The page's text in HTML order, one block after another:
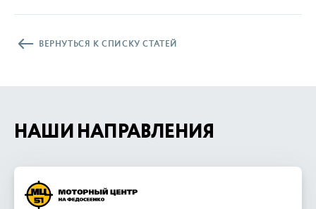
ВЕРНУТЬСЯ К СПИСКУ СТАТЕЙ
НАШИ НАПРАВЛЕНИЯ